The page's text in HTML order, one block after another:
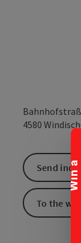
W
i
n
a
h
o
l
i
d
a
4580
Send
To the